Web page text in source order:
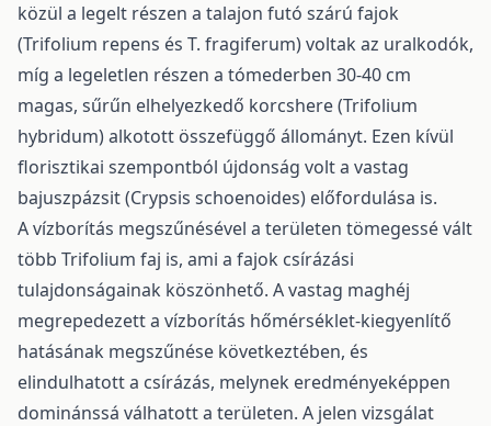
közül a legelt részen a talajon futó szárú fajok
(Trifolium repens és T. fragiferum) voltak az uralkodók,
míg a legeletlen részen a tómederben 30-40 cm
magas, sűrűn elhelyezkedő korcshere (Trifolium
hybridum) alkotott összefüggő állományt. Ezen kívül
florisztikai szempontból újdonság volt a vastag
bajuszpázsit (Crypsis schoenoides) előfordulása is.
A vízborítás megszűnésével a területen tömegessé vált
több Trifolium faj is, ami a fajok csírázási
tulajdonságainak köszönhető. A vastag maghéj
megrepedezett a vízborítás hőmérséklet-kiegyenlítő
hatásának megszűnése következtében, és
elindulhatott a csírázás, melynek eredményeképpen
dominánssá válhatott a területen. A jelen vizsgálat